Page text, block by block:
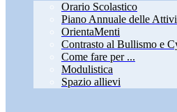
Orario Scolastico
Piano Annuale delle
OrientaMenti
Contrasto al Bullismo e
Come fare per ...
Modulistica
Spazio allievi